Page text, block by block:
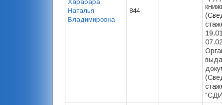
Харабара
Наталья
Владимировна
844